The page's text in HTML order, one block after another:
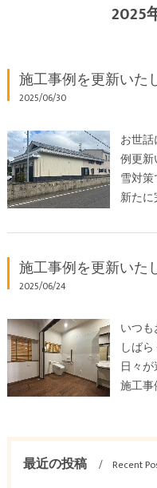
2025
施工事例を更新いた
2025/06/30
お世
例更新
雪対
新た
施工事例を更新いた
2025/06/24
いつも
しば
日々
施工
最近の投稿 Recent